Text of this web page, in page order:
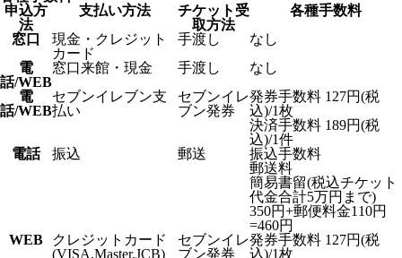
申込方
法
支払い方法
チケット受
取方法
各種手数料
窓口
現金・クレジット
カード
手渡し
なし
電
話/WEB
窓口来館・現金 手渡し
なし
電
話/WEB
セブンイレブン支
払い
セブンイレ
ブン発券
発券手数料 127円(税
込)/1枚
決済手数料 189円(税
込)/1件
電話
振込 郵送
振込手数料
郵送料
簡易書留(税込チケット
代金合計5万円まで)
350円+郵便料金110円
=460円
WEB
クレジットカード
(VISA,Master,JCB)
セブンイレ
ブン発券
発券手数料 127円(税
込)/1枚